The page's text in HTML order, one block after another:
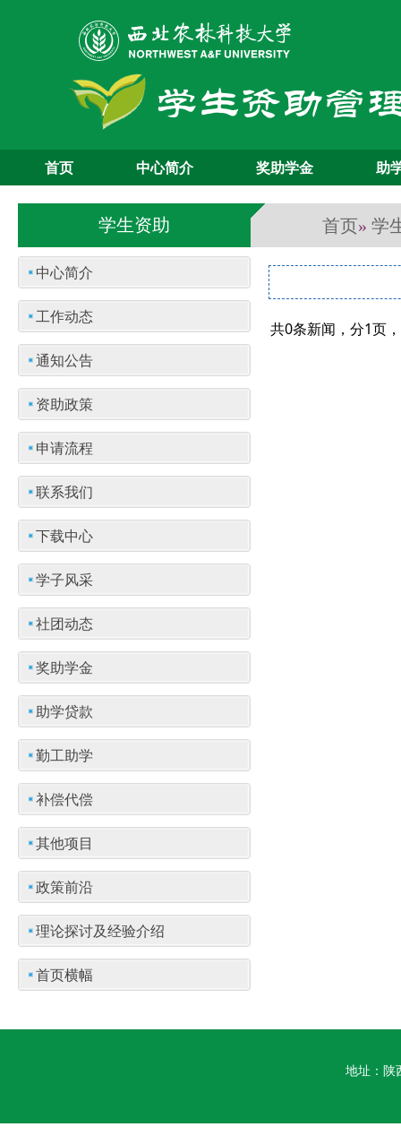
首页 中心简介 奖助学金 助
学生资助 首页» 学
中心简介
工作动态
通知公告
资助政策
申请流程
联系我们
下载中心
学子风采
社团动态
奖助学金
助学贷款
勤工助学
补偿代偿
其他项目
政策前沿
理论探讨及经验介绍
首页横幅
共0条新闻，分1页
地址：陕